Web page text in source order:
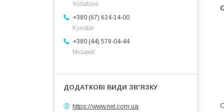
Vodafone
+380 (67) 624-14-00
Kyivstar
+380 (44) 578-04-44
Міський
https://www.net.com.ua